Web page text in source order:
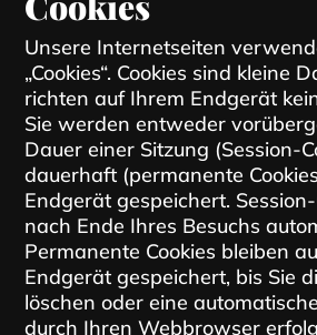
Unsere Internetseiten
„Cookies“. Cookies sind kleine
richten auf Ihrem Endgerät
Sie werden entweder
Dauer einer Sitzung (Session-
dauerhaft (permanente
Endgerät gespeichert.
nach Ende Ihres Besuchs
Permanente Cookies bleiben
Endgerät gespeichert, bis Sie
löschen oder eine
durch Ihren Webbrowser